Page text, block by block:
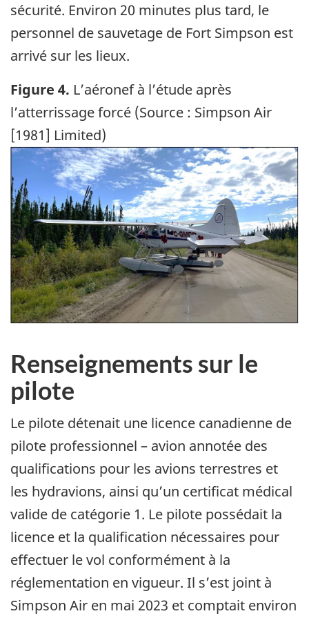
sécurité. Environ 20 minutes plus tard, le
personnel de sauvetage de Fort Simpson est
arrivé sur les lieux.
Figure 4. L’aéronef à l’étude après
l’atterrissage forcé (Source : Simpson Air
[1981] Limited)
Image
Renseignements sur le
pilote
Le pilote détenait une licence canadienne de
pilote professionnel – avion annotée des
qualifications pour les avions terrestres et
les hydravions, ainsi qu’un certificat médical
valide de catégorie 1. Le pilote possédait la
licence et la qualification nécessaires pour
effectuer le vol conformément à la
réglementation en vigueur. Il s’est joint à
Simpson Air en mai 2023 et comptait environ